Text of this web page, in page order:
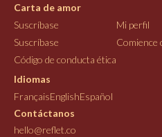
Carta de amor
Suscríbase
Mi perfil
Suscríbase
Comience
Código de conducta ética
Idiomas
FrançaisEnglishEspañol
Contáctanos
hello@reflet.co